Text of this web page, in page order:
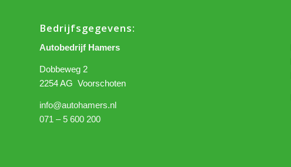
Bedrijfsgegevens:
Autobedrijf Hamers
Dobbeweg 2
2254 AG Voorschoten
info@autohamers.nl
071 – 5 600 200